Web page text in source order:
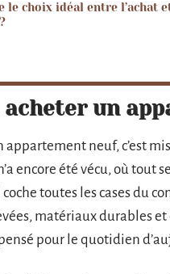
le choix idéal entre l’achat
un
appartement neuf, c’est
encore été vécu, où tout
toutes les cases du
matériaux durables
pour le quotidien